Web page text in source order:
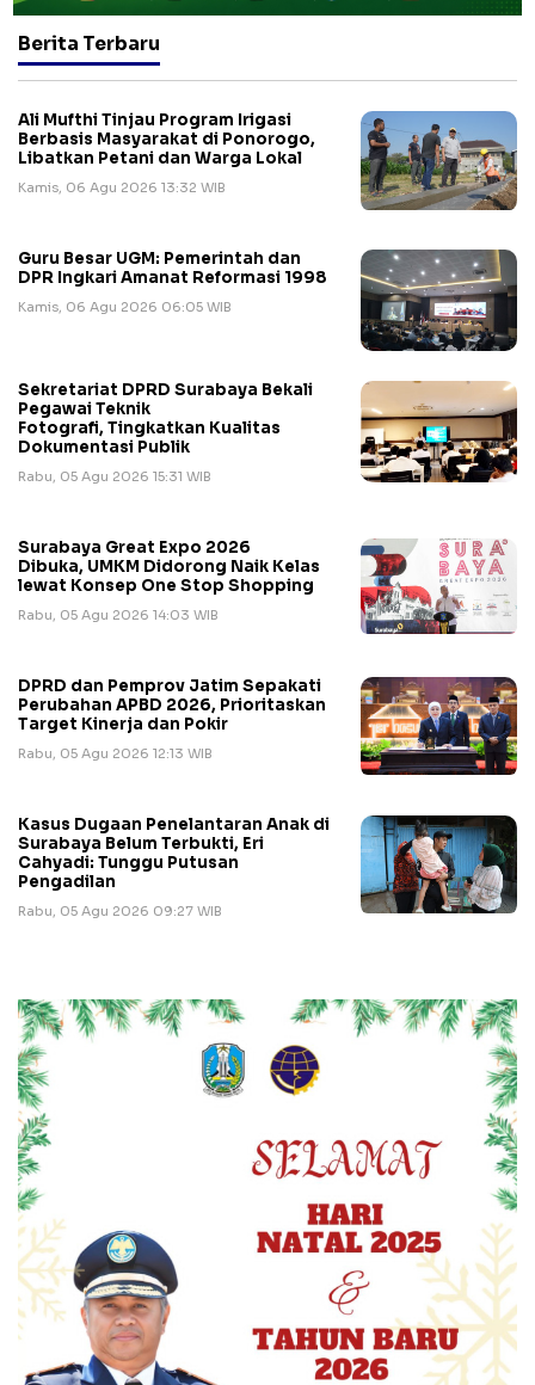
Berita Terbaru
Ali Mufthi Tinjau Program Irigasi
Berbasis Masyarakat di Ponorogo,
Libatkan Petani dan Warga Lokal
Kamis, 06 Agu 2026 13:32 WIB
Guru Besar UGM: Pemerintah dan
DPR Ingkari Amanat Reformasi 1998
Kamis, 06 Agu 2026 06:05 WIB
Sekretariat DPRD Surabaya Bekali
Pegawai Teknik
Fotografi, Tingkatkan Kualitas
Dokumentasi Publik
Rabu, 05 Agu 2026 15:31 WIB
Surabaya Great Expo 2026
Dibuka, UMKM Didorong Naik Kelas
lewat Konsep One Stop Shopping
Rabu, 05 Agu 2026 14:03 WIB
DPRD dan Pemprov Jatim Sepakati
Perubahan APBD 2026, Prioritaskan
Target Kinerja dan Pokir
Rabu, 05 Agu 2026 12:13 WIB
Kasus Dugaan Penelantaran Anak di
Surabaya Belum Terbukti, Eri
Cahyadi: Tunggu Putusan
Pengadilan
Rabu, 05 Agu 2026 09:27 WIB